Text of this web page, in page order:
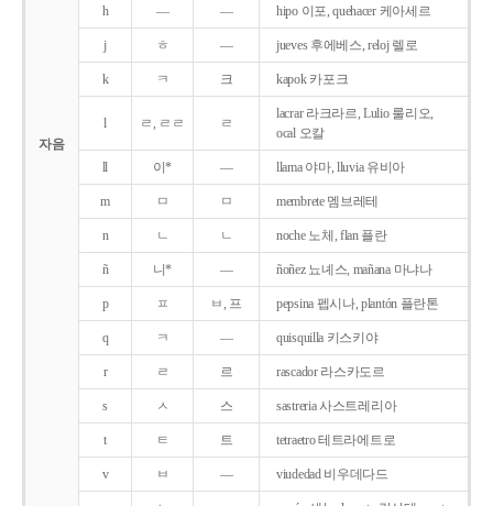
자음
h ― ― hipo 이포, quehacer 케아세르
j ㅎ ― jueves 후에베스, reloj 렐로
k ㅋ 크 kapok 카포크
l ㄹ, ㄹㄹ ㄹ
lacrar 라크라르, Lulio 룰리오,
ocal 오칼
ll 이* ― llama 야마, lluvia 유비아
m ㅁ ㅁ membrete 멤브레테
n ㄴ ㄴ noche 노체, flan 플란
ñ 니* ― ñoñez 뇨녜스, mañana 마냐나
p ㅍ ㅂ, 프 pepsina 펩시나, plantón 플란톤
q ㅋ ― quisquilla 키스키야
r ㄹ 르 rascador 라스카도르
s ㅅ 스 sastreria 사스트레리아
t ㅌ 트 tetraetro 테트라에트로
v ㅂ ― viudedad 비우데다드